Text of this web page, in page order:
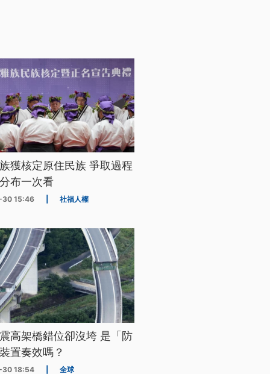
獲核定原住民族 爭取過程
布一次看
15:46 社福人權
高架橋錯位卻沒垮 是「防
置奏效嗎？
18:54 全球